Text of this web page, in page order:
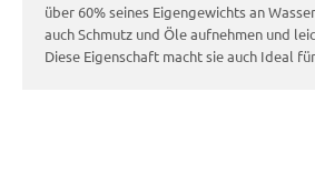
über 60% seines Eigengewichts an
auch Schmutz und Öle aufnehmen und
Diese Eigenschaft macht sie auch Ideal